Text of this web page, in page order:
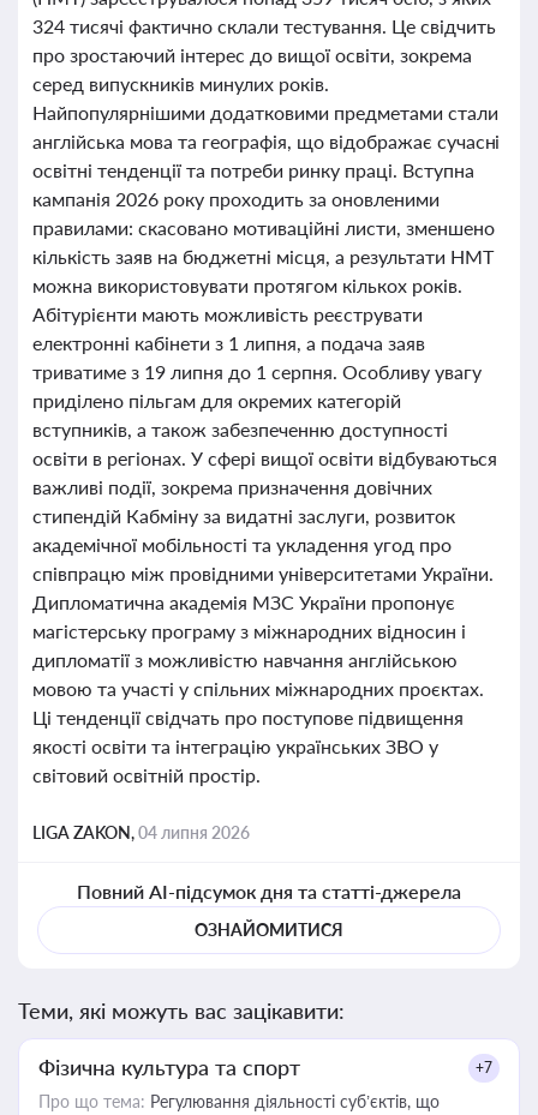
324 тисячі фактично склали тестування. Це свідчить
про зростаючий інтерес до вищої освіти, зокрема
серед випускників минулих років.
Найпопулярнішими додатковими предметами стали
англійська мова та географія, що відображає сучасні
освітні тенденції та потреби ринку праці. Вступна
кампанія 2026 року проходить за оновленими
правилами: скасовано мотиваційні листи, зменшено
кількість заяв на бюджетні місця, а результати НМТ
можна використовувати протягом кількох років.
Абітурієнти мають можливість реєструвати
електронні кабінети з 1 липня, а подача заяв
триватиме з 19 липня до 1 серпня. Особливу увагу
приділено пільгам для окремих категорій
вступників, а також забезпеченню доступності
освіти в регіонах. У сфері вищої освіти відбуваються
важливі події, зокрема призначення довічних
стипендій Кабміну за видатні заслуги, розвиток
академічної мобільності та укладення угод про
співпрацю між провідними університетами України.
Дипломатична академія МЗС України пропонує
магістерську програму з міжнародних відносин і
дипломатії з можливістю навчання англійською
мовою та участі у спільних міжнародних проєктах.
Ці тенденції свідчать про поступове підвищення
якості освіти та інтеграцію українських ЗВО у
світовий освітній простір.
LIGA ZAKON,04 липня 2026
Повний AI-підсумок дня та статті-джерела
ОЗНАЙОМИТИСЯ
Теми, які можуть вас зацікавити:
Фізична культура та спорт +7
Про що тема: Регулювання діяльності суб’єктів, що